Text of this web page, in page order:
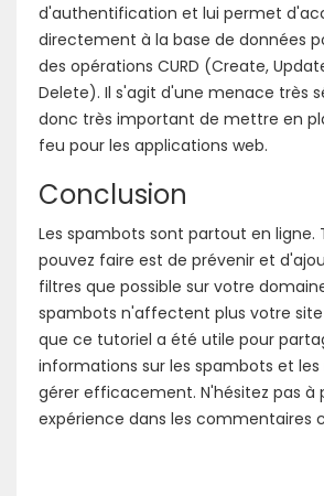
d'authentification et lui permet
directement à la base de données
des opérations CURD (Create,
Delete). Il s'agit d'une menace très
donc très important de mettre en
feu pour les applications web.
Conclusion
Les spambots sont partout en ligne.
pouvez faire est de prévenir et
filtres que possible sur votre
spambots n'affectent plus votre site
que ce tutoriel a été utile pour
informations sur les spambots et les
gérer efficacement. N'hésitez pas à
expérience dans les commentaires